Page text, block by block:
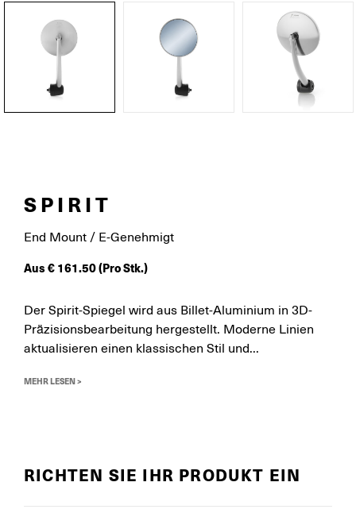
SPIRIT
End Mount / E-Genehmigt
Aus€ 161.50(Pro Stk.)
Der Spirit-Spiegel wird aus Billet-Aluminium in 3D-
Präzisionsbearbeitung hergestellt. Moderne Linien
aktualisieren einen klassischen Stil und...
MEHR LESEN >
RICHTEN SIE IHR PRODUKT EIN